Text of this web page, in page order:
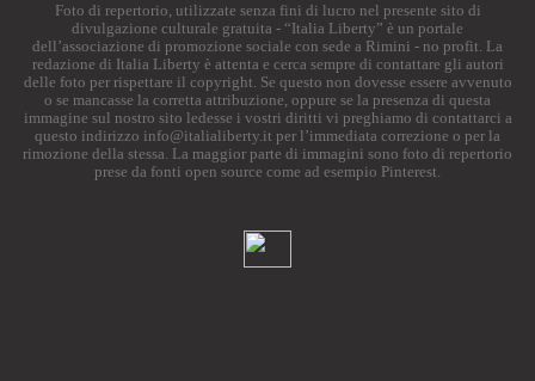
Foto di repertorio, utilizzate senza fini di lucro nel presente sito di
divulgazione culturale gratuita - “Italia Liberty” è un portale
dell’associazione di promozione sociale con sede a Rimini - no profit. La
redazione di Italia Liberty è attenta e cerca sempre di contattare gli autori
delle foto per rispettare il copyright. Se questo non dovesse essere avvenuto
o se mancasse la corretta attribuzione, oppure se la presenza di questa
immagine sul nostro sito ledesse i vostri diritti vi preghiamo di contattarci a
questo indirizzo info@italialiberty.it per l’immediata correzione o per la
rimozione della stessa. La maggior parte di immagini sono foto di repertorio
prese da fonti open source come ad esempio Pinterest.